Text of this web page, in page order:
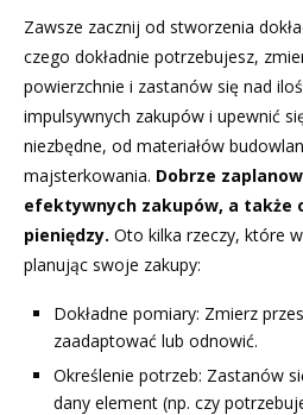
Zawsze zacznij od stworzenia
czego dokładnie potrzebujesz,
powierzchnie i zastanów się nad
impulsywnych zakupów i upewnić
niezbędne, od materiałów
majsterkowania. Dobrze
efektywnych zakupów, a także
pieniędzy. Oto kilka rzeczy, które
planując swoje zakupy:
Dokładne pomiary: Zmierz
zaadaptować lub odnowić.
Określenie potrzeb: Zastanów
dany element (np. czy